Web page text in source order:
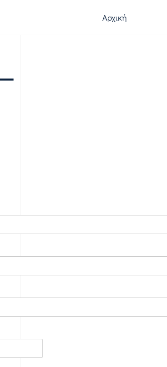
Αρχική